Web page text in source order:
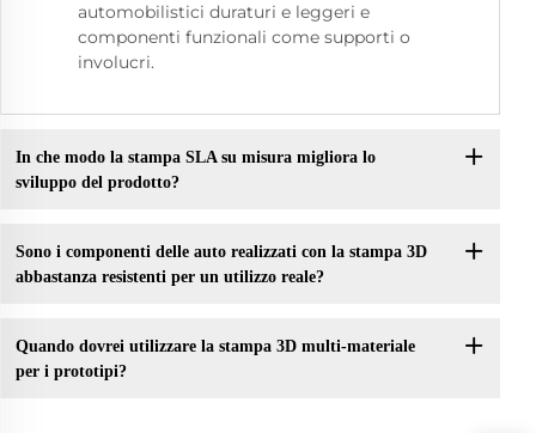
automobilistici duraturi e leggeri e
componenti funzionali come supporti o
involucri.
In che modo la stampa SLA su misura migliora lo
sviluppo del prodotto?
Sono i componenti delle auto realizzati con la stampa 3D
abbastanza resistenti per un utilizzo reale?
Quando dovrei utilizzare la stampa 3D multi-materiale
per i prototipi?